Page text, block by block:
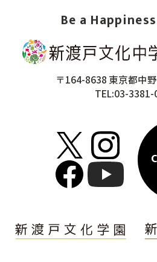
Be a
〒164-8638 東京都中
TEL:03-3381-